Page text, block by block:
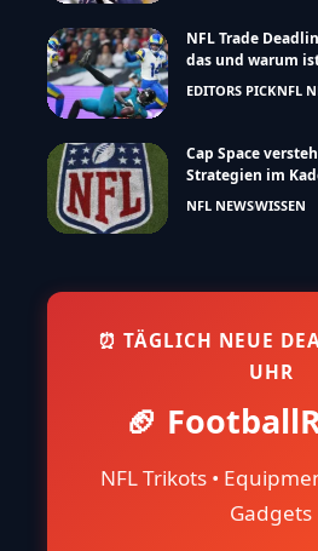
NFL Trade
das und warum
EDITORS PICKNFL
Cap Space
Strategien im
NFL NEWSWISSEN
⏰ TÄGLICH NEUE
UHR
🏈
NFL Trikots •
Gadgets